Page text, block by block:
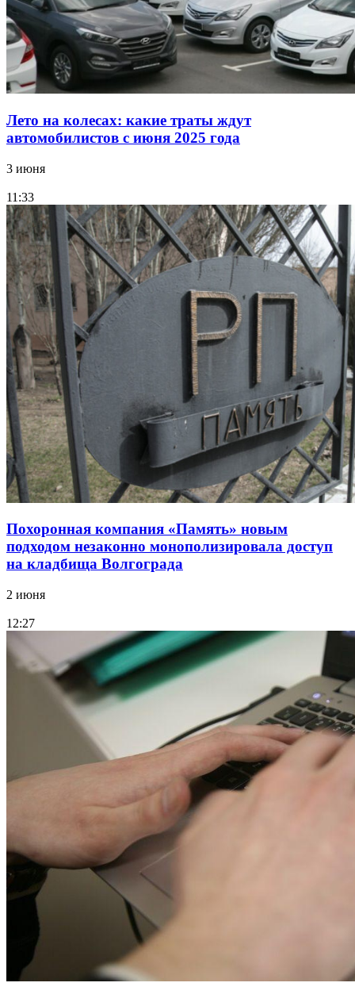
Лето на колесах: какие траты ждут
автомобилистов с июня 2025 года
3 июня
11:33
Похоронная компания «Память» новым
подходом незаконно монополизировала доступ
на кладбища Волгограда
2 июня
12:27